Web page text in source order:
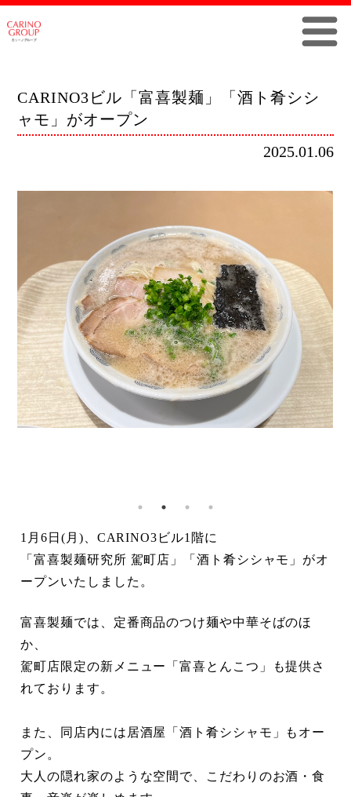
CARINO3ビル「富喜製麺」「酒ト肴シシ
ャモ」がオープン
2025.01.06
1月6日(月)、CARINO3ビル1階に
「富喜製麺研究所 駕町店」「酒ト肴シシャモ」がオ
ープンいたしました。
富喜製麺では、定番商品のつけ麺や中華そばのほ
か、
駕町店限定の新メニュー「富喜とんこつ」も提供さ
れております。
また、同店内には居酒屋「酒ト肴シシャモ」もオー
プン。
大人の隠れ家のような空間で、こだわりのお酒・食